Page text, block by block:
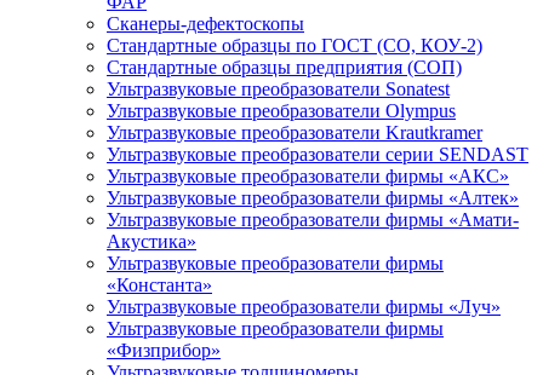
Сканеры-дефектоскопы
Стандартные образцы по ГОСТ (СО, КОУ-2)
Стандартные образцы предприятия (СОП)
Ультразвуковые преобразователи Sonatest
Ультразвуковые преобразователи Olympus
Ультразвуковые преобразователи Krautkramer
Ультразвуковые преобразователи серии SENDAST
Ультразвуковые преобразователи фирмы «АКС»
Ультразвуковые преобразователи фирмы «Алтек»
Ультразвуковые преобразователи фирмы «Амати-
Акустика»
Ультразвуковые преобразователи фирмы
«Константа»
Ультразвуковые преобразователи фирмы «Луч»
Ультразвуковые преобразователи фирмы
«Физприбор»